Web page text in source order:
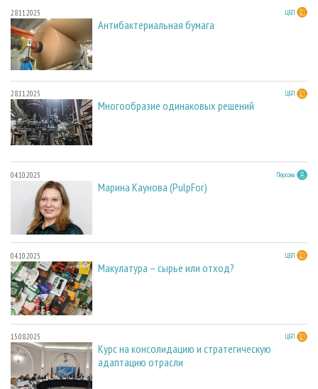
28.11.2025 ЦБП
Антибактериальная бумага
28.11.2025 ЦБП
Многообразие одинаковых решений
04.10.2025 Персона
Марина Каунова (PulpFor)
04.10.2025 ЦБП
Макулатура – сырье или отход?
15.08.2025 ЦБП
Курс на консолидацию и стратегическую
адаптацию отрасли